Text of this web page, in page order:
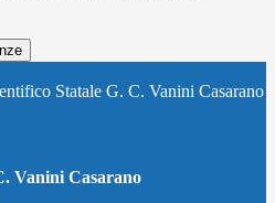
Statale G. C. Vanini Casarano
Vanini Casarano